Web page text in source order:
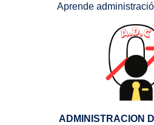
Aprende
ADMINISTRACION